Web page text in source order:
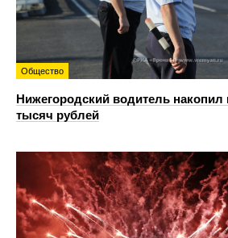
Общество
Нижегородский водитель
тысяч рублей